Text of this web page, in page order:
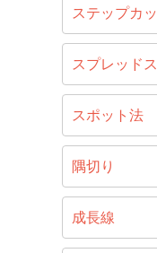
ステップカ
スプレッド
スポット法
隅切り
成長線